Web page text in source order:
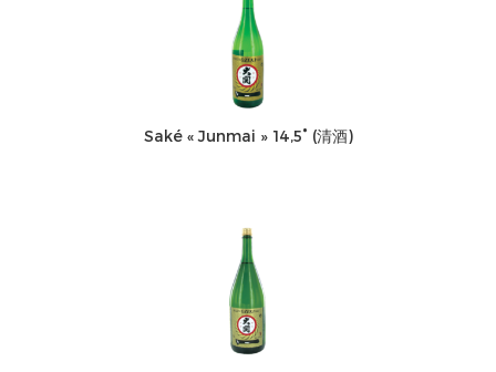
Saké « Junmai » 14,5° (清酒)